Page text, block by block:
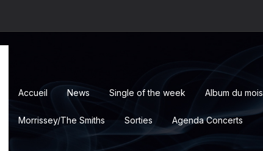
Accueil News Single of the week Album du mois
Morrissey/The Smiths Sorties Agenda Concerts